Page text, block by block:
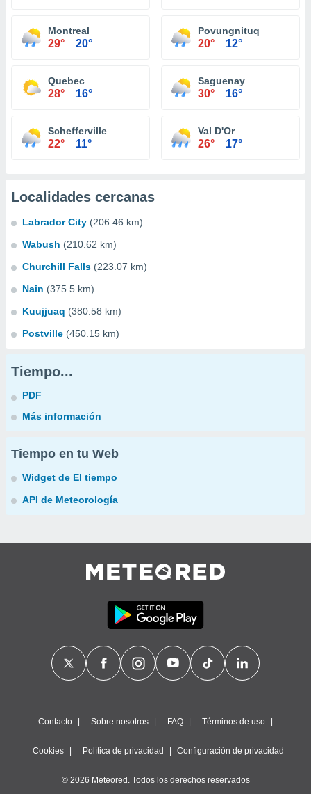
Montreal
29° 20°
Povungnituq
20° 12°
Quebec
28° 16°
Saguenay
30° 16°
Schefferville
22° 11°
Val D'Or
26° 17°
Localidades cercanas
Labrador City (206.46 km)
Wabush (210.62 km)
Churchill Falls (223.07 km)
Nain (375.5 km)
Kuujjuaq (380.58 km)
Postville (450.15 km)
Tiempo...
PDF
Más información
Tiempo en tu Web
Widget de El tiempo
API de Meteorología
Contacto Sobre nosotros FAQ Términos de uso
Cookies Política de privacidad Configuración de privacidad
© 2026 Meteored. Todos los derechos reservados